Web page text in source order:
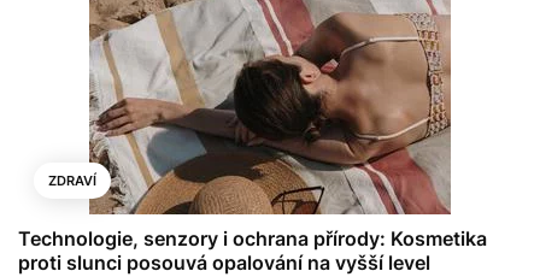
ZDRAVÍ
Technologie, senzory i ochrana přírody: Kosmetika
proti slunci posouvá opalování na vyšší level